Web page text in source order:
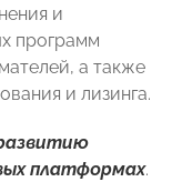
и
программ
а также
и лизинга.
платформах.